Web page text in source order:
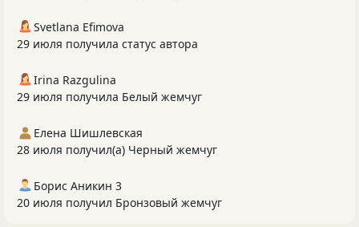
Svetlana Efimova
29 июля получила статус автора
Irina Razgulina
29 июля получила Белый жемчуг
Елена Шишлевская
28 июля получил(а) Черный жемчуг
Борис Аникин 3
20 июля получил Бронзовый жемчуг